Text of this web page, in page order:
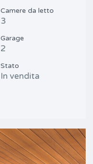
Camere da letto
3
Garage
2
Stato
In vendita